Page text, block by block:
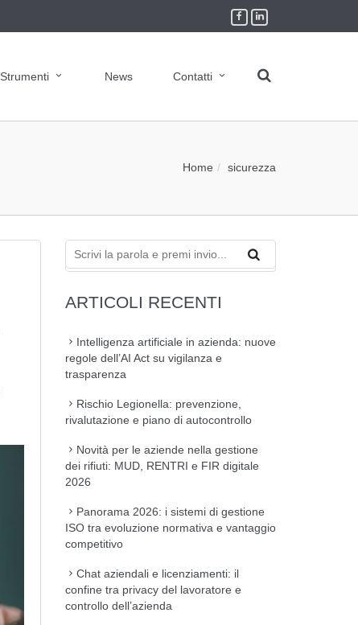
Strumenti News Contatti
Home sicurezza
ARTICOLI RECENTI
Intelligenza artificiale in azienda: nuove
regole dell’AI Act su vigilanza e
trasparenza
Rischio Legionella: prevenzione,
rivalutazione e piano di autocontrollo
Novità per le aziende nella gestione
dei rifiuti: MUD, RENTRI e FIR digitale
2026
Panorama 2026: i sistemi di gestione
ISO tra evoluzione normativa e vantaggio
competitivo
Chat aziendali e licenziamenti: il
confine tra privacy del lavoratore e
controllo dell’azienda